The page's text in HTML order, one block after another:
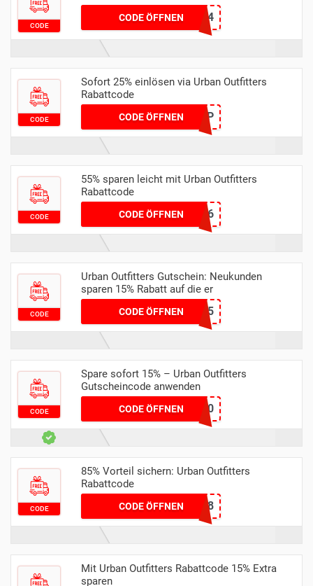
CODE
CODE ÖFFNENLOVE14
CODE
Sofort 25% einlösen via Urban Outfitters
Rabattcode
CODE ÖFFNEN VIP
CODE
55% sparen leicht mit Urban Outfitters
Rabattcode
CODE ÖFFNEN
MTA55YM5S6
CODE
Urban Outfitters Gutschein: Neukunden
sparen 15% Rabatt auf die er
CODE ÖFFNENNEW15
CODE
Spare sofort 15% – Urban Outfitters
Gutscheincode anwenden
CODE ÖFFNENDELIVERY60
CODE
85% Vorteil sichern: Urban Outfitters
Rabattcode
CODE ÖFFNEN
S85PKWMAMRTX8
Mit Urban Outfitters Rabattcode 15% Extra
sparen